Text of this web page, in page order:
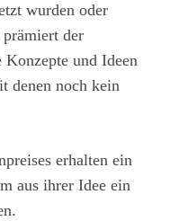
wurden oder
der
Konzepte und Ideen
denen noch kein
erhalten ein
aus ihrer Idee ein